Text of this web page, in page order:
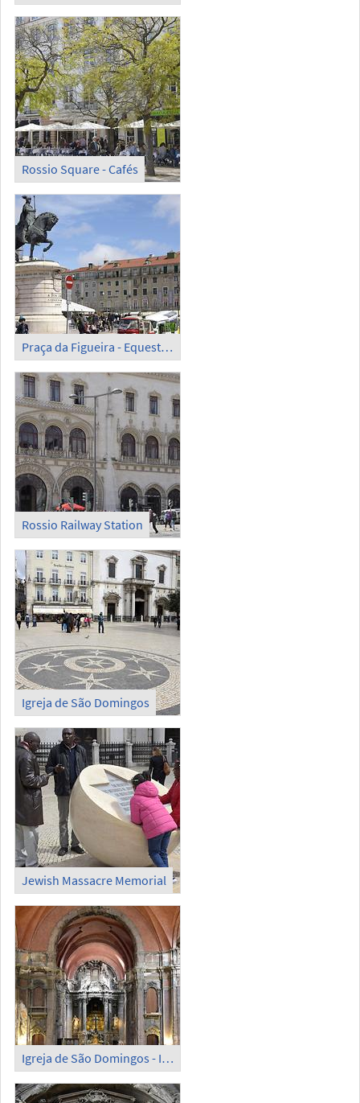
Rossio Square - Cafés
Praça da Figueira - Equestrian Statue of King John I
Rossio Railway Station
Igreja de São Domingos
Jewish Massacre Memorial
Igreja de São Domingos - Inside (1)